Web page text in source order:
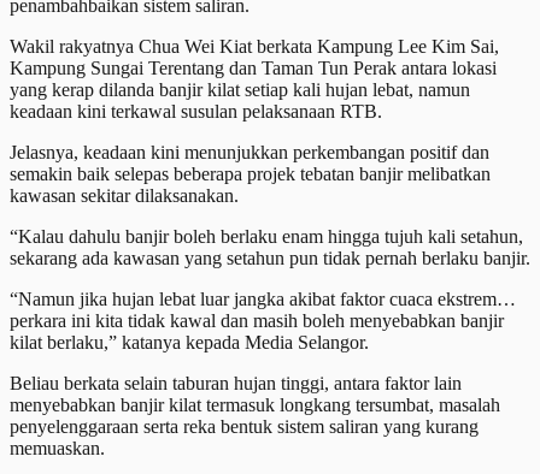
penambahbaikan sistem saliran.
Wakil rakyatnya Chua Wei Kiat berkata Kampung Lee Kim Sai,
Kampung Sungai Terentang dan Taman Tun Perak antara lokasi
yang kerap dilanda banjir kilat setiap kali hujan lebat, namun
keadaan kini terkawal susulan pelaksanaan RTB.
Jelasnya, keadaan kini menunjukkan perkembangan positif dan
semakin baik selepas beberapa projek tebatan banjir melibatkan
kawasan sekitar dilaksanakan.
“Kalau dahulu banjir boleh berlaku enam hingga tujuh kali setahun,
sekarang ada kawasan yang setahun pun tidak pernah berlaku banjir.
“Namun jika hujan lebat luar jangka akibat faktor cuaca ekstrem…
perkara ini kita tidak kawal dan masih boleh menyebabkan banjir
kilat berlaku,” katanya kepada Media Selangor.
Beliau berkata selain taburan hujan tinggi, antara faktor lain
menyebabkan banjir kilat termasuk longkang tersumbat, masalah
penyelenggaraan serta reka bentuk sistem saliran yang kurang
memuaskan.